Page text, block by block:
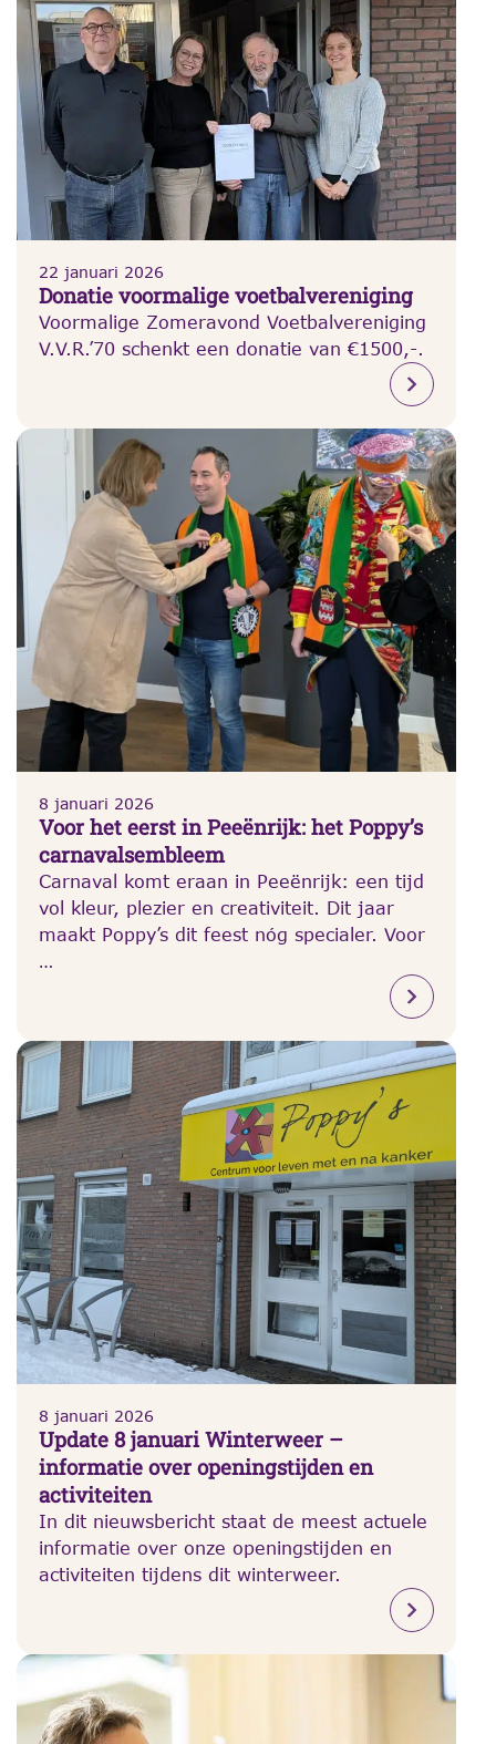
22 januari 2026
Donatie voormalige voetbalvereniging
Voormalige Zomeravond Voetbalvereniging
V.V.R.’70 schenkt een donatie van €1500,-.
8 januari 2026
Voor het eerst in Peeënrijk: het Poppy’s
carnavalsembleem
Carnaval komt eraan in Peeënrijk: een tijd
vol kleur, plezier en creativiteit. Dit jaar
maakt Poppy’s dit feest nóg specialer. Voor
…
8 januari 2026
Update 8 januari Winterweer –
informatie over openingstijden en
activiteiten
In dit nieuwsbericht staat de meest actuele
informatie over onze openingstijden en
activiteiten tijdens dit winterweer.